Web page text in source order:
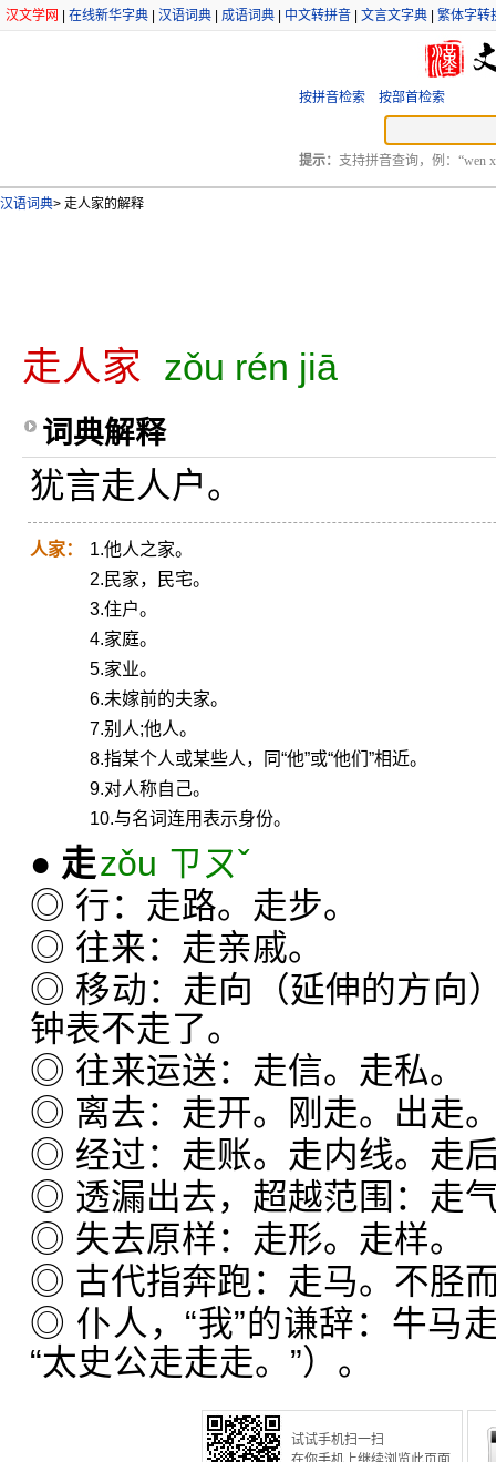
汉文学网 在线新华字典 汉语词典 成语词典 中文转拼音 文言文字典 繁体字转
按拼音检索 按部首检索
提示： 支持拼音查询，例：“wen
汉语词典> 走人家的解释
走人家 zǒu rén jiā
词典解释
犹言走人户。
人家：
1.他人之家。
2.民家，民宅。
3.住户。
4.家庭。
5.家业。
6.未嫁前的夫家。
7.别人;他人。
8.指某个人或某些人，同“他”或“他们”相近。
9.对人称自己。
10.与名词连用表示身份。
● 走zǒu ㄗㄡˇ
◎ 行：走路。走步。
◎ 往来：走亲戚。
◎ 移动：走向（延伸的方向
钟表不走了。
◎ 往来运送：走信。走私。
◎ 离去：走开。刚走。出走
◎ 经过：走账。走内线。走
◎ 透漏出去，超越范围：走
◎ 失去原样：走形。走样。
◎ 古代指奔跑：走马。不胫
◎ 仆人，“我”的谦辞：牛马
“太史公走走走。”）。
试试手机扫一扫